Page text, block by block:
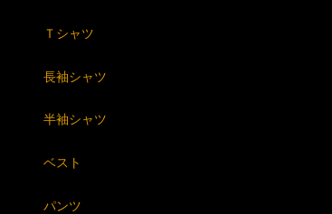
Ｔシャツ
長袖シャツ
半袖シャツ
ベスト
パンツ